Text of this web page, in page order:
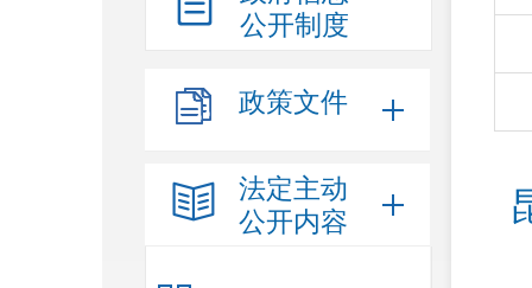
公开制度
政策文件
法定主动
公开内容